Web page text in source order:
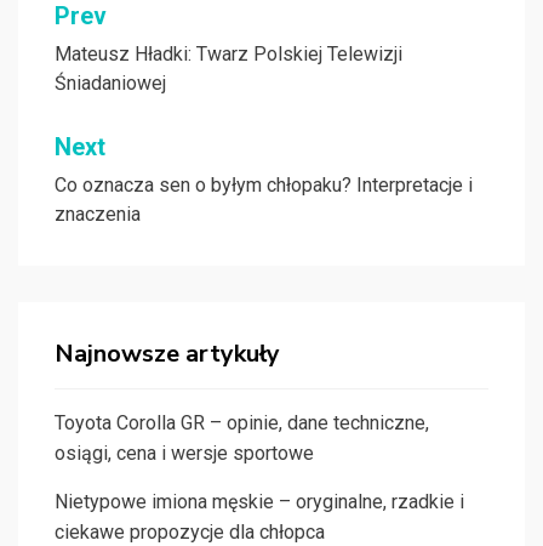
Nawigacja
wpisu
Prev
Mateusz Hładki: Twarz Polskiej Telewizji
Śniadaniowej
Next
Co oznacza sen o byłym chłopaku? Interpretacje i
znaczenia
Najnowsze artykuły
Toyota Corolla GR – opinie, dane techniczne,
osiągi, cena i wersje sportowe
Nietypowe imiona męskie – oryginalne, rzadkie i
ciekawe propozycje dla chłopca